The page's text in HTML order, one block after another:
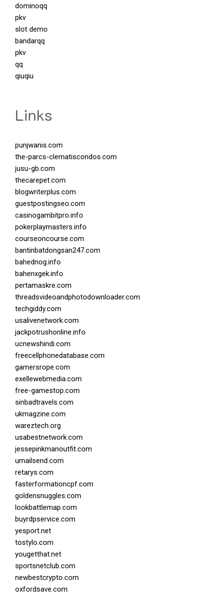
dominoqq
pkv
slot demo
bandarqq
pkv
qq
qiuqiu
Links
punjwanis.com
the-parcs-clematiscondos.com
jusu-gb.com
thecarepet.com
blogwriterplus.com
guestpostingseo.com
casinogambitpro.info
pokerplaymasters.info
courseoncourse.com
bantinbatdongsan247.com
bahednog.info
bahenxgek.info
pertamaskre.com
threadsvideoandphotodownloader.com
techgiddy.com
usalivenetwork.com
jackpotrushonline.info
ucnewshindi.com
freecellphonedatabase.com
gamersrope.com
exellewebmedia.com
free-gamestop.com
sinbadtravels.com
ukmagzine.com
wareztech.org
usabestnetwork.com
jessepinkmanoutfit.com
umailsend.com
retarys.com
fasterformationcpf.com
goldensnuggles.com
lookbattlemap.com
buyrdpservice.com
yesport.net
tostylo.com
yougetthat.net
sportsnetclub.com
newbestcrypto.com
oxfordsave.com